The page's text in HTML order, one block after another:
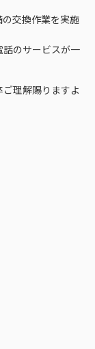
ス料⾦表
交換作業を実施
のサービスが一
理解賜りますよ